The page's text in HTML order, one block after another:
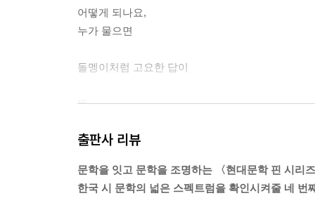
어떻게 되나요,
누가 물으면
돌멩이처럼 고요한 답이
뚝
--- 「하염없는 공책」중에서
출판사 리뷰
문학을 잇고 문학을 조명하는 〈현대문학 핀 시리
한국 시 문학의 넓은 스펙트럼을 확인시켜줄 네 번